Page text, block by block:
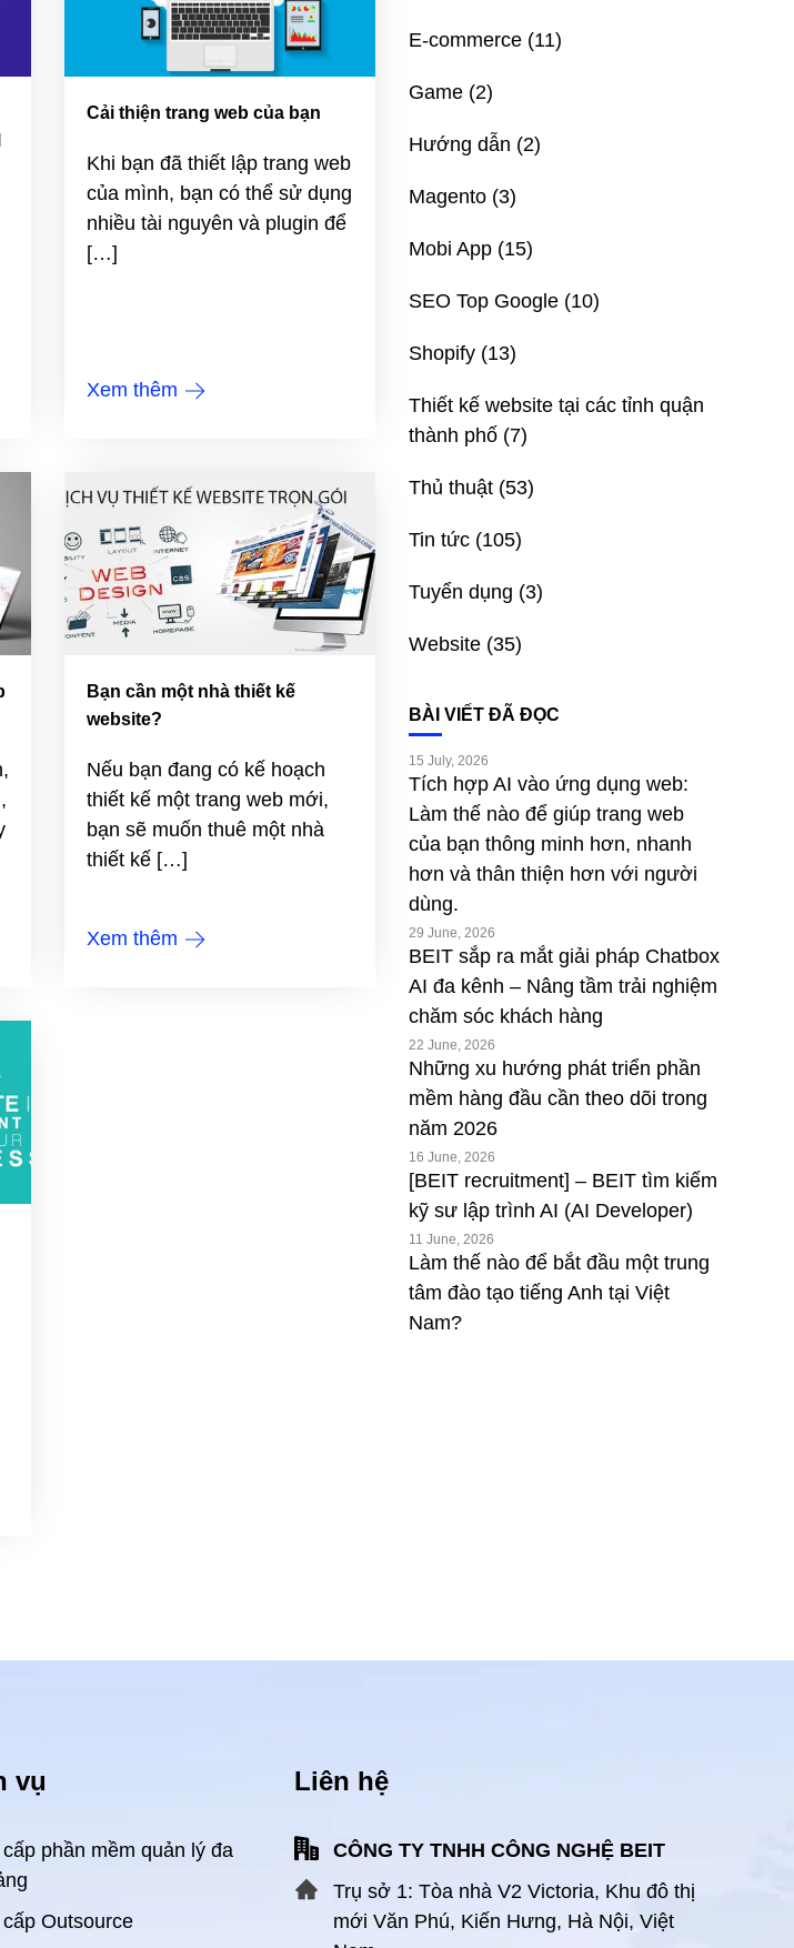
Cải thiện trang web của bạn
Khi bạn đã thiết lập trang web
của mình, bạn có thể sử dụng
nhiều tài nguyên và plugin để
[…]
Xem thêm
Bạn cần một nhà thiết kế
website?
Nếu bạn đang có kế hoạch
thiết kế một trang web mới,
bạn sẽ muốn thuê một nhà
thiết kế […]
Xem thêm
E-commerce (11)
Game (2)
Hướng dẫn (2)
Magento (3)
Mobi App (15)
SEO Top Google (10)
Shopify (13)
Thiết kế website tại các tỉnh quận
thành phố (7)
Thủ thuật (53)
Tin tức (105)
Tuyển dụng (3)
Website (35)
BÀI VIẾT ĐÃ ĐỌC
Tích hợp AI vào ứng dụng web:
Làm thế nào để giúp trang web
của bạn thông minh hơn, nhanh
hơn và thân thiện hơn với người
dùng.
15 July, 2026
BEIT sắp ra mắt giải pháp Chatbox
AI đa kênh – Nâng tầm trải nghiệm
chăm sóc khách hàng
29 June, 2026
Những xu hướng phát triển phần
mềm hàng đầu cần theo dõi trong
năm 2026
22 June, 2026
[BEIT recruitment] – BEIT tìm kiếm
kỹ sư lập trình AI (AI Developer)
16 June, 2026
Làm thế nào để bắt đầu một trung
tâm đào tạo tiếng Anh tại Việt
Nam?
11 June, 2026
vụ
phần mềm quản lý đa
Outsource
Liên hệ
CÔNG TY TNHH CÔNG NGHỆ BEIT
Trụ sở 1: Tòa nhà V2 Victoria, Khu đô thị
mới Văn Phú, Kiến Hưng, Hà Nội, Việt